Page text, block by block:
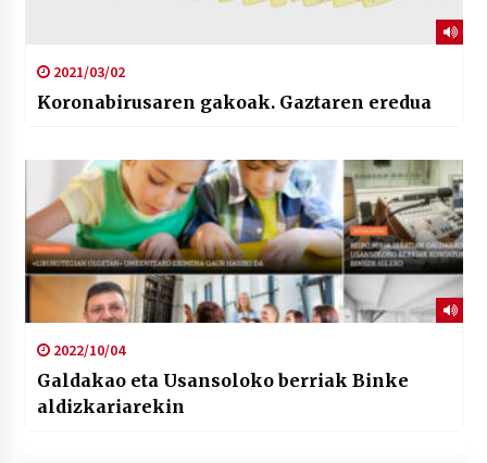
2021/03/02
Koronabirusaren gakoak. Gaztaren eredua
2022/10/04
Galdakao eta Usansoloko berriak Binke
aldizkariarekin